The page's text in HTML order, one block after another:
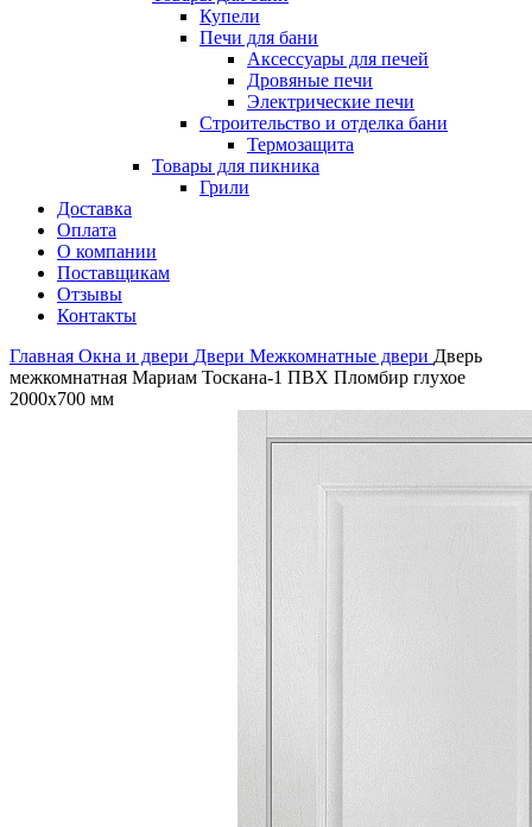
Купели
Печи для бани
Аксессуары для печей
Дровяные печи
Электрические печи
Строительство и отделка бани
Термозащита
Товары для пикника
Грили
Доставка
Оплата
О компании
Поставщикам
Отзывы
Контакты
Главная Окна и двери Двери Межкомнатные двери Дверь
межкомнатная Мариам Тоскана-1 ПВХ Пломбир глухое
2000х700 мм